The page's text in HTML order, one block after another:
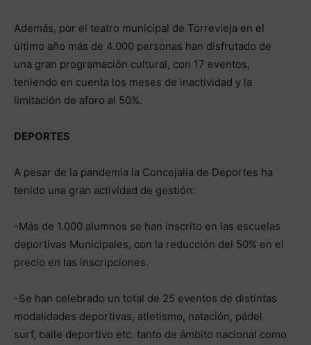
Además, por el teatro municipal de Torrevieja en el
último año más de 4.000 personas han disfrutado de
una gran programación cultural, con 17 eventos,
teniendo en cuenta los meses de inactividad y la
limitación de aforo al 50%.
DEPORTES
A pesar de la pandemia la Concejalía de Deportes ha
tenido una gran actividad de gestión:
-Más de 1.000 alumnos se han inscrito en las escuelas
deportivas Municipales, con la reducción del 50% en el
precio en las inscripciones.
-Se han celebrado un total de 25 eventos de distintas
modalidades deportivas, atletismo, natación, pádel
surf, baile deportivo etc. tanto de ámbito nacional como